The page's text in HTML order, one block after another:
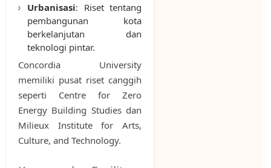
Urbanisasi: Riset tentang
pembangunan kota
berkelanjutan dan
teknologi pintar.
Concordia University
memiliki pusat riset canggih
seperti Centre for Zero
Energy Building Studies dan
Milieux Institute for Arts,
Culture, and Technology.